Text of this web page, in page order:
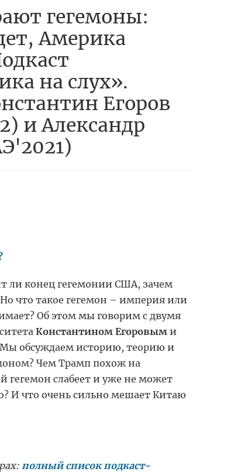
гегемоны:
Америка
на слух».
Егоров
и Александр
ли конец гегемонии США, зачем
что такое гегемон – империя или
Об этом мы говорим с двумя
Константином Егоровыми
обсуждаем историю, теорию и
Чем Трамп похож на
гегемон слабеет и уже не может
И что очень сильно мешает Китаю
полный список подкаст-